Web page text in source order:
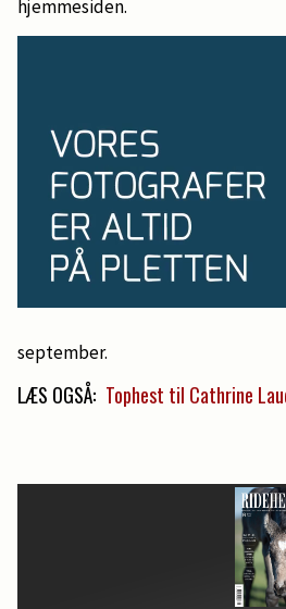
hjemmesiden.
september.
LÆS OGSÅ: Tophest til Cathrine